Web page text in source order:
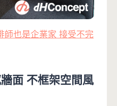
師也是企業家 接受不完
面 不框架空間風